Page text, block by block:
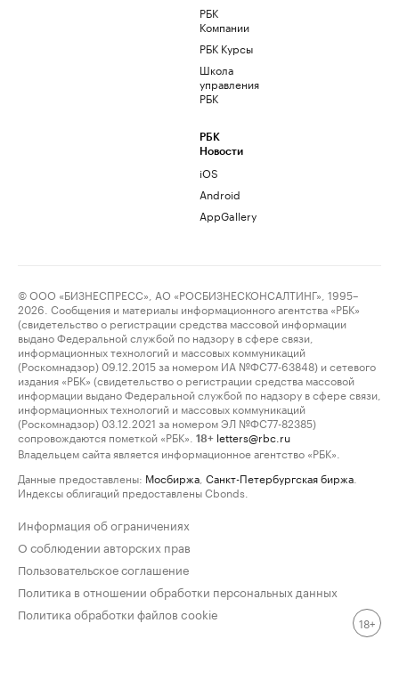
РБК
Компании
РБК Курсы
Школа
управления
РБК
РБК
Новости
iOS
Android
AppGallery
© ООО «БИЗНЕСПРЕСС», АО «РОСБИЗНЕСКОНСАЛТИНГ», 1995–
2026. Сообщения и материалы информационного агентства «РБК»
(свидетельство о регистрации средства массовой информации
выдано Федеральной службой по надзору в сфере связи,
информационных технологий и массовых коммуникаций
(Роскомнадзор) 09.12.2015 за номером ИА №ФС77-63848) и сетевого
издания «РБК» (свидетельство о регистрации средства массовой
информации выдано Федеральной службой по надзору в сфере связи,
информационных технологий и массовых коммуникаций
(Роскомнадзор) 03.12.2021 за номером ЭЛ №ФС77-82385)
сопровождаются пометкой «РБК».
18+ letters@rbc.ru
Владельцем сайта является информационное агентство «РБК».
Данные предоставлены: Мосбиржа Санкт-Петербургская биржа
Индексы облигаций предоставлены Cbonds.
Информация об ограничениях
О соблюдении авторских прав
Пользовательское соглашение
Политика в отношении обработки персональных данных
Политика обработки файлов cookie
18+